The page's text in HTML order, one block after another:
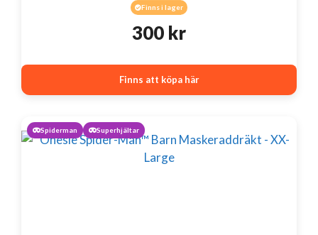
Finns i lager
300 kr
Finns att köpa här
Spiderman Superhjältar